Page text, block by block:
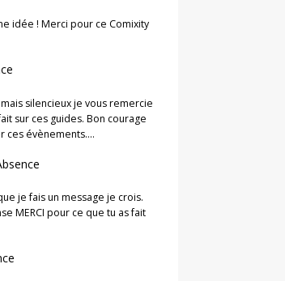
idée ! Merci pour ce Comixity
silencieux je vous remercie
sur ces guides. Bon courage
ces évènements.…
je fais un message je crois.
MERCI pour ce que tu as fait